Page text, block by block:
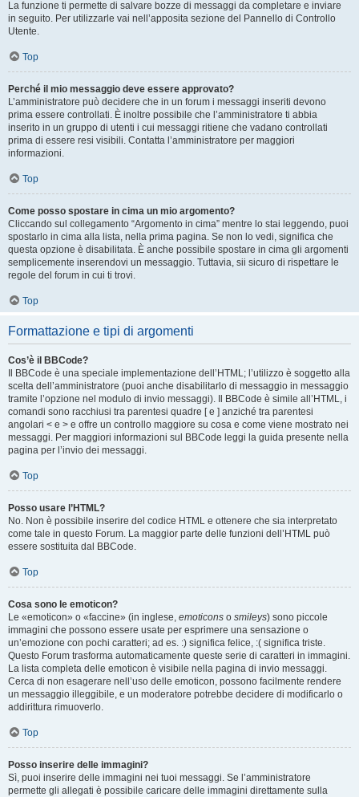
La funzione ti permette di salvare bozze di messaggi da completare e inviare
in seguito. Per utilizzarle vai nell’apposita sezione del Pannello di Controllo
Utente.
Top
Perché il mio messaggio deve essere approvato?
L’amministratore può decidere che in un forum i messaggi inseriti devono
prima essere controllati. È inoltre possibile che l’amministratore ti abbia
inserito in un gruppo di utenti i cui messaggi ritiene che vadano controllati
prima di essere resi visibili. Contatta l’amministratore per maggiori
informazioni.
Top
Come posso spostare in cima un mio argomento?
Cliccando sul collegamento “Argomento in cima” mentre lo stai leggendo, puoi
spostarlo in cima alla lista, nella prima pagina. Se non lo vedi, significa che
questa opzione è disabilitata. È anche possibile spostare in cima gli argomenti
semplicemente inserendovi un messaggio. Tuttavia, sii sicuro di rispettare le
regole del forum in cui ti trovi.
Top
Formattazione e tipi di argomenti
Cos’è il BBCode?
Il BBCode è una speciale implementazione dell’HTML; l’utilizzo è soggetto alla
scelta dell’amministratore (puoi anche disabilitarlo di messaggio in messaggio
tramite l’opzione nel modulo di invio messaggi). Il BBCode è simile all’HTML, i
comandi sono racchiusi tra parentesi quadre [ e ] anziché tra parentesi
angolari < e > e offre un controllo maggiore su cosa e come viene mostrato nei
messaggi. Per maggiori informazioni sul BBCode leggi la guida presente nella
pagina per l’invio dei messaggi.
Top
Posso usare l’HTML?
No. Non è possibile inserire del codice HTML e ottenere che sia interpretato
come tale in questo Forum. La maggior parte delle funzioni dell’HTML può
essere sostituita dal BBCode.
Top
Cosa sono le emoticon?
Le «emoticon» o «faccine» (in inglese, emoticons o smileys) sono piccole
immagini che possono essere usate per esprimere una sensazione o
un’emozione con pochi caratteri; ad es. :) significa felice, :( significa triste.
Questo Forum trasforma automaticamente queste serie di caratteri in immagini.
La lista completa delle emoticon è visibile nella pagina di invio messaggi.
Cerca di non esagerare nell’uso delle emoticon, possono facilmente rendere
un messaggio illeggibile, e un moderatore potrebbe decidere di modificarlo o
addirittura rimuoverlo.
Top
Posso inserire delle immagini?
Sì, puoi inserire delle immagini nei tuoi messaggi. Se l’amministratore
permette gli allegati è possibile caricare delle immagini direttamente sulla